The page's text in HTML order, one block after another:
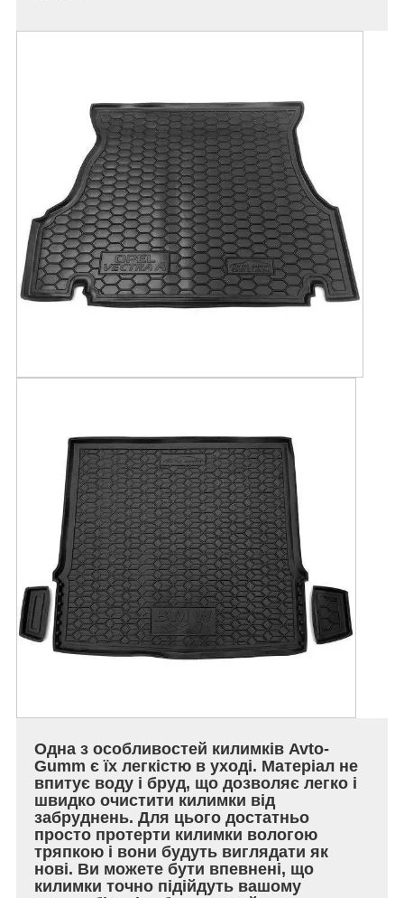
Одна з особливостей килимків Avto-
Gumm є їх легкістю в уході. Матеріал не
впитує воду і бруд, що дозволяє легко і
швидко очистити килимки від
забруднень. Для цього достатньо
просто протерти килимки вологою
тряпкою і вони будуть виглядати як
нові. Ви можете бути впевнені, що
килимки точно підійдуть вашому